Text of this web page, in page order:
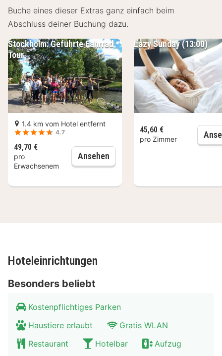
Buche eines dieser Extras ganz einfach beim
Abschluss deiner Buchung dazu.
Stockholm: Geführte Fahrrad
Tour
1.4 km vom Hotel entfernt
4.7
49,70 €
pro
Erwachsenem
Ansehen
Lazy Sunday (13:00)
45,60 €
pro Zimmer
Hoteleinrichtungen
Besonders beliebt
Kostenpflichtiges Parken
Haustiere erlaubt
Gratis WLAN
Restaurant
Hotelbar
Aufzug